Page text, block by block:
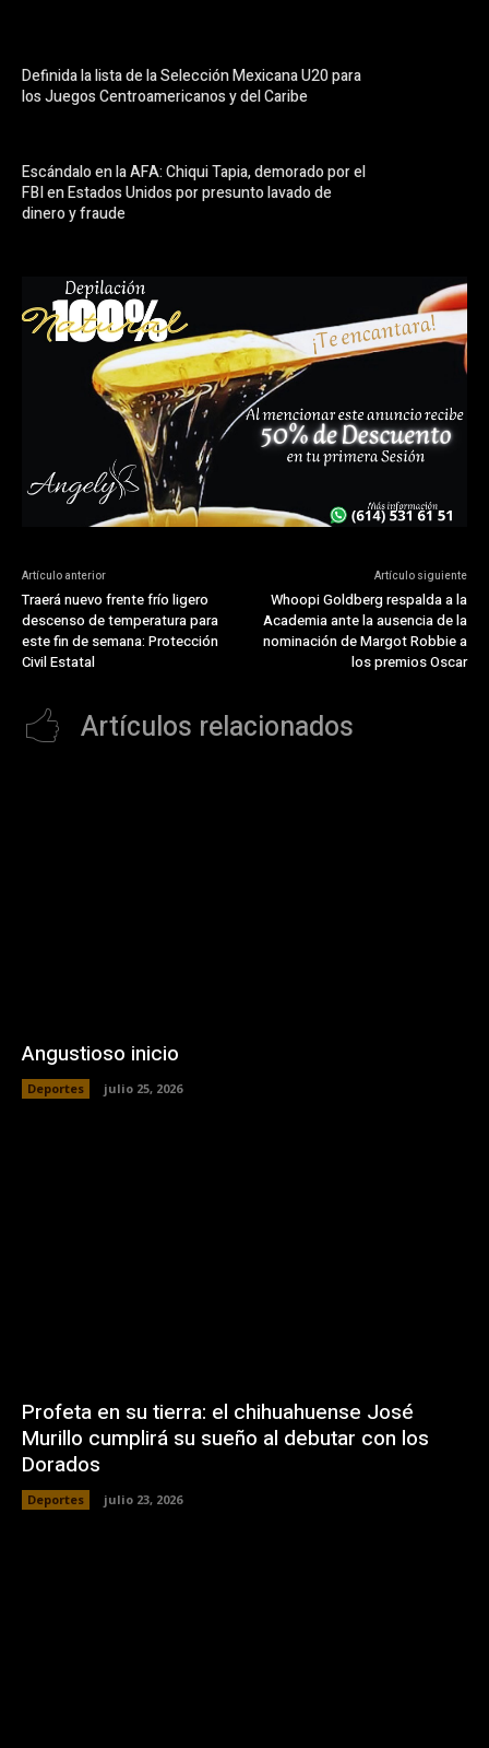
Definida la lista de la Selección Mexicana U20 para
los Juegos Centroamericanos y del Caribe
Escándalo en la AFA: Chiqui Tapia, demorado por el
FBI en Estados Unidos por presunto lavado de
dinero y fraude
Artículo anterior
Traerá nuevo frente frío ligero
descenso de temperatura para
este fin de semana: Protección
Civil Estatal
Artículo siguiente
Whoopi Goldberg respalda a la
Academia ante la ausencia de la
nominación de Margot Robbie a
los premios Oscar
Artículos relacionados
Angustioso inicio
Deportes julio 25, 2026
Profeta en su tierra: el chihuahuense José
Murillo cumplirá su sueño al debutar con los
Dorados
Deportes julio 23, 2026